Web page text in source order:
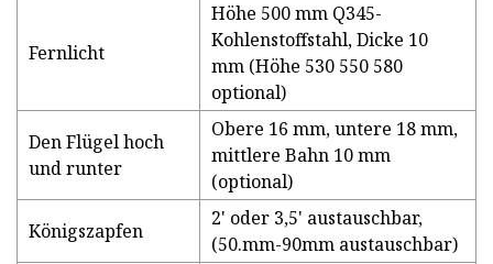
Fernlicht
Höhe 500 mm Q345-
Kohlenstoffstahl, Dicke 10
mm (Höhe 530 550 580
optional)
Den Flügel hoch
und runter
Obere 16 mm, untere 18 mm,
mittlere Bahn 10 mm
(optional)
Königszapfen
2' oder 3,5' austauschbar,
(50.mm-90mm austauschbar)